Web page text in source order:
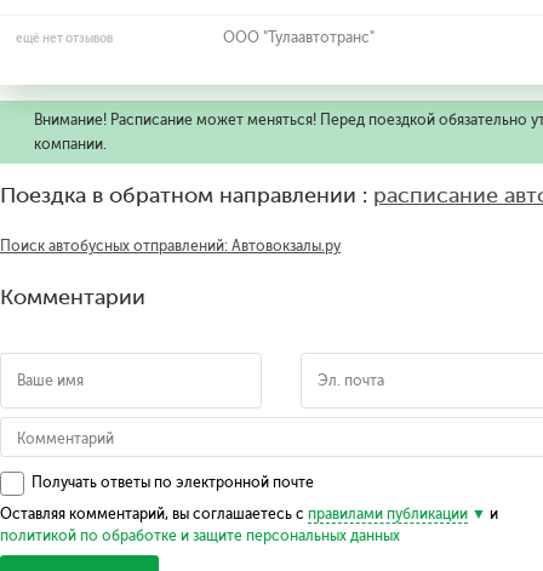
ещё нет отзывов ООО "Тулаавтотранс"
Внимание! Расписание может меняться! Перед поездкой обязательно
компании.
Поездка в обратном направлении : расписание
Поиск автобусных отправлений: Автовокзалы.ру
Комментарии
Получать ответы по электронной почте
Оставляя комментарий, вы соглашаетесь с правилами публикации
и
политикой по обработке и защите персональных данных